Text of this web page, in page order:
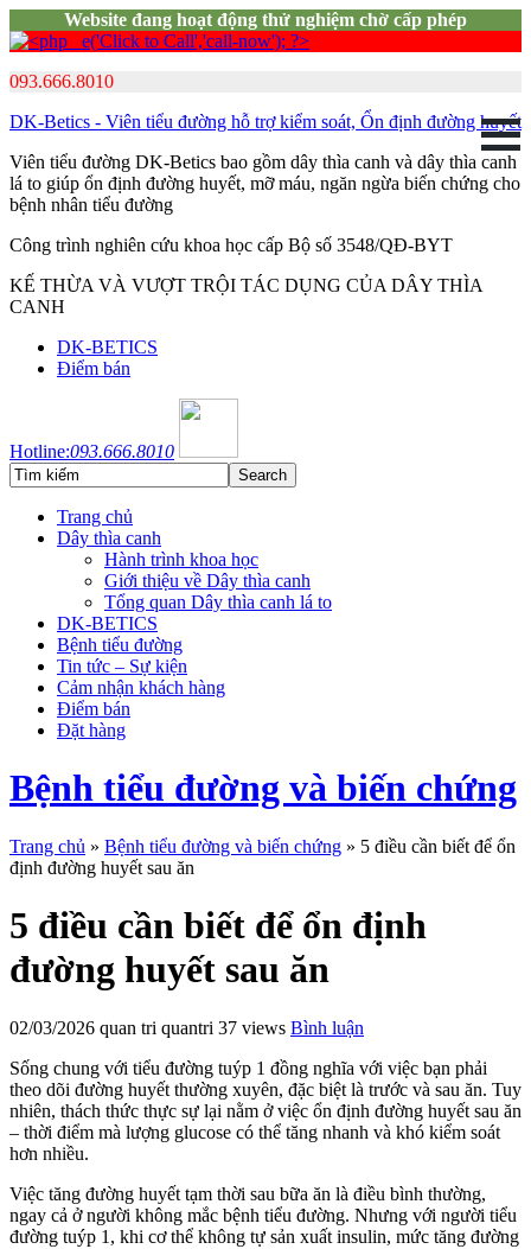
Website đang hoạt động thử nghiệm chờ cấp phép
093.666.8010
DK-Betics - Viên tiểu đường hỗ trợ kiểm soát, Ổn định đường huyết
Viên tiểu đường DK-Betics bao gồm dây thìa canh và dây thìa canh
lá to giúp ổn định đường huyết, mỡ máu, ngăn ngừa biến chứng cho
bệnh nhân tiểu đường
Công trình nghiên cứu khoa học cấp Bộ số 3548/QĐ-BYT
KẾ THỪA VÀ VƯỢT TRỘI TÁC DỤNG CỦA DÂY THÌA
CANH
DK-BETICS
Điểm bán
Hotline:093.666.8010
Trang chủ
Dây thìa canh
Hành trình khoa học
Giới thiệu về Dây thìa canh
Tổng quan Dây thìa canh lá to
DK-BETICS
Bệnh tiểu đường
Tin tức – Sự kiện
Cảm nhận khách hàng
Điểm bán
Đặt hàng
Bệnh tiểu đường và biến chứng
Trang chủ » Bệnh tiểu đường và biến chứng » 5 điều cần biết để ổn
định đường huyết sau ăn
5 điều cần biết để ổn định
đường huyết sau ăn
02/03/2026 quan tri quantri 37 views Bình luận
Sống chung với tiểu đường tuýp 1 đồng nghĩa với việc bạn phải
theo dõi đường huyết thường xuyên, đặc biệt là trước và sau ăn. Tuy
nhiên, thách thức thực sự lại nằm ở việc ổn định đường huyết sau ăn
– thời điểm mà lượng glucose có thể tăng nhanh và khó kiểm soát
hơn nhiều.
Việc tăng đường huyết tạm thời sau bữa ăn là điều bình thường,
ngay cả ở người không mắc bệnh tiểu đường. Nhưng với người tiểu
đường tuýp 1, khi cơ thể không tự sản xuất insulin, mức tăng đường